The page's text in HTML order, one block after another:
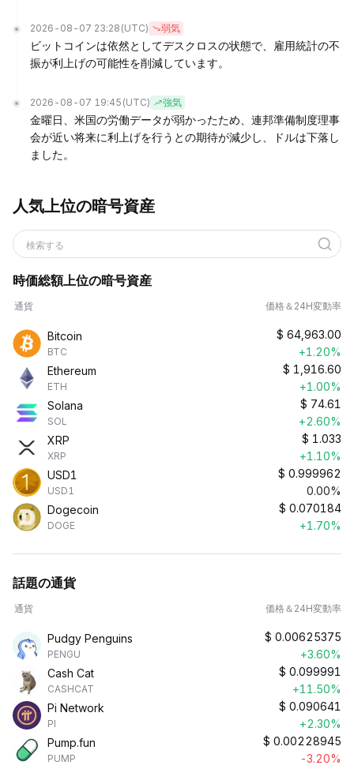
2026-08-07 23:28 (UTC) 弱気
ビットコインは依然としてデスクロスの状態で、雇用統計の不
振が利上げの可能性を削減しています。
2026-08-07 19:45 (UTC) 強気
金曜日、米国の労働データが弱かったため、連邦準備制度理事
会が近い将来に利上げを行うとの期待が減少し、ドルは下落し
ました。
人気上位の暗号資産
検索する
時価総額上位の暗号資産
通貨 価格＆24H変動率
Bitcoin
BTC
$ 64,963.00
+1.20%
Ethereum
ETH
$ 1,916.60
+1.00%
Solana
SOL
$ 74.61
+2.60%
XRP
XRP
$ 1.033
+1.10%
USD1
USD1
$ 0.999962
0.00%
Dogecoin
DOGE
$ 0.070184
+1.70%
話題の通貨
通貨 価格＆24H変動率
Pudgy Penguins
PENGU
$ 0.00625375
+3.60%
Cash Cat
CASHCAT
$ 0.099991
+11.50%
Pi Network
PI
$ 0.090641
+2.30%
Pump.fun
PUMP
$ 0.00228945
-3.20%